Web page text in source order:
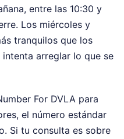
entre las 10:30 y
Los miércoles y
tranquilos que los
arreglar lo que se
For DVLA para
el número estándar
Si tu consulta es sobre